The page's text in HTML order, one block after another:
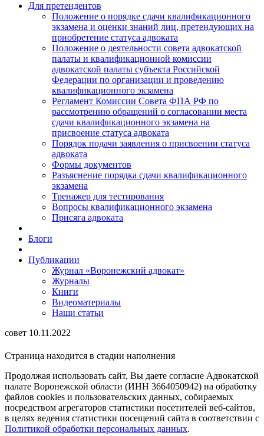
Для претендентов
Положение о порядке сдачи квалификационного
экзамена и оценки знаний лиц, претендующих на
приобретение статуса адвоката
Положение о деятельности совета адвокатской
палаты и квалификационной комиссии
адвокатской палаты субъекта Российской
Федерации по организации и проведению
квалификационного экзамена
Регламент Комиссии Совета ФПА РФ по
рассмотрению обращений о согласовании места
сдачи квалификационного экзамена на
присвоение статуса адвоката
Порядок подачи заявления о присвоении статуса
адвоката
Формы документов
Разъяснение порядка сдачи квалификационного
экзамена
Тренажер для тестирования
Вопросы квалификационного экзамена
Присяга адвоката
Блоги
Публикации
Журнал «Воронежский адвокат»
Журналы
Книги
Видеоматериалы
Наши статьи
совет 10.11.2022
Страница находится в стадии наполнения
Продолжая использовать сайт, Вы даете согласие Адвокатской
палате Воронежской области (ИНН 3664050942) на обработку
файлов cookies и пользовательских данных, собираемых
посредством агрегаторов статистики посетителей веб-сайтов,
в целях ведения статистики посещений сайта в соответствии с
Политикой обработки персональных данных.